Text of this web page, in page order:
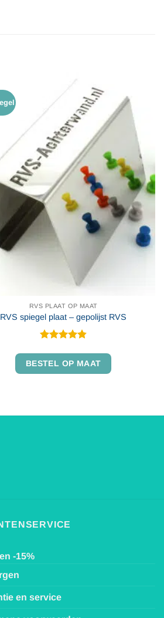
RVS PLAAT OP MAAT
RVS spiegel plaat – gepolijst RVS
BESTEL OP MAAT
-15%
en service